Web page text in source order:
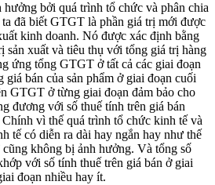
bởi quá trình tổ chức và phân chia
đã biết GTGT là phần giá trị mới được
kinh doanh. Nó được xác định bằng
sản xuất và tiêu thụ với tổng giá trị hàng
ứng tổng GTGT ở tất cả các giai đoạn
giá bán của sản phẩm ở giai đoạn cuối
GTGT ở từng giai đoạn đảm bảo cho
đương với số thuế tính trên giá bán
vì thế quá trình tổ chức kinh tế và
tế có diễn ra dài hay ngắn hay như thế
không bị ảnh hưởng. Và tổng số
với số tính thuế trên giá bán ở giai
đoạn nhiều hay ít.